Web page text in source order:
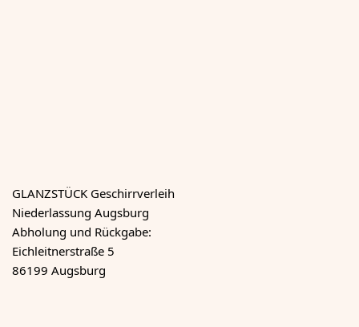
GLANZSTÜCK Geschirrverleih
Niederlassung Augsburg
Abholung und Rückgabe:
Eichleitnerstraße 5
86199 Augsburg